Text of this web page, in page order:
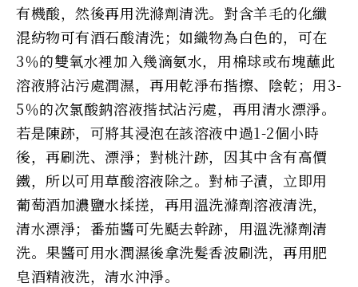
有機酸，然後再用洗滌劑清洗。對含羊毛的化纖
混紡物可有酒石酸清洗；如織物為白色的，可在
3％的雙氧水裡加入幾滴氨水，用棉球或布塊蘸此
溶液將沾污處潤濕，再用乾淨布揩擦、陰乾；用3-
5％的次氯酸鈉溶液揩拭沾污處，再用清水漂淨。
若是陳跡，可將其浸泡在該溶液中過1-2個小時
後，再刷洗、漂淨；對桃汁跡，因其中含有高價
鐵，所以可用草酸溶液除之。對柿子漬，立即用
葡萄酒加濃鹽水揉搓，再用溫洗滌劑溶液清洗，
清水漂淨；番茄醬可先颳去幹跡，用溫洗滌劑清
洗。果醬可用水潤濕後拿洗髮香波刷洗，再用肥
皂酒精液洗，清水沖淨。